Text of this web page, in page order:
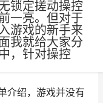
锁定搓动操控
一亮。但对于
游戏的新手来
我就给大家分
，针对操控
介绍，游戏并没有